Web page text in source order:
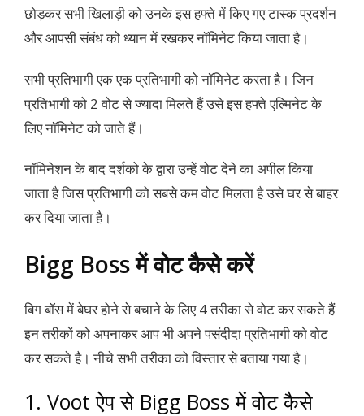
छोड़कर सभी खिलाड़ी को उनके इस हफ्ते में किए गए टास्क प्रदर्शन
और आपसी संबंध को ध्यान में रखकर नॉमिनेट किया जाता है।
सभी प्रतिभागी एक एक प्रतिभागी को नॉमिनेट करता है। जिन
प्रतिभागी को 2 वोट से ज्यादा मिलते हैं उसे इस हफ्ते एल्मिनेट के
लिए नॉमिनेट को जाते हैं।
नॉमिनेशन के बाद दर्शको के द्वारा उन्हें वोट देने का अपील किया
जाता है जिस प्रतिभागी को सबसे कम वोट मिलता है उसे घर से बाहर
कर दिया जाता है।
Bigg Boss में वोट कैसे करें
बिग बॉस में बेघर होने से बचाने के लिए 4 तरीका से वोट कर सकते हैं
इन तरीकों को अपनाकर आप भी अपने पसंदीदा प्रतिभागी को वोट
कर सकते है। नीचे सभी तरीका को विस्तार से बताया गया है।
1. Voot ऐप से Bigg Boss में वोट कैसे